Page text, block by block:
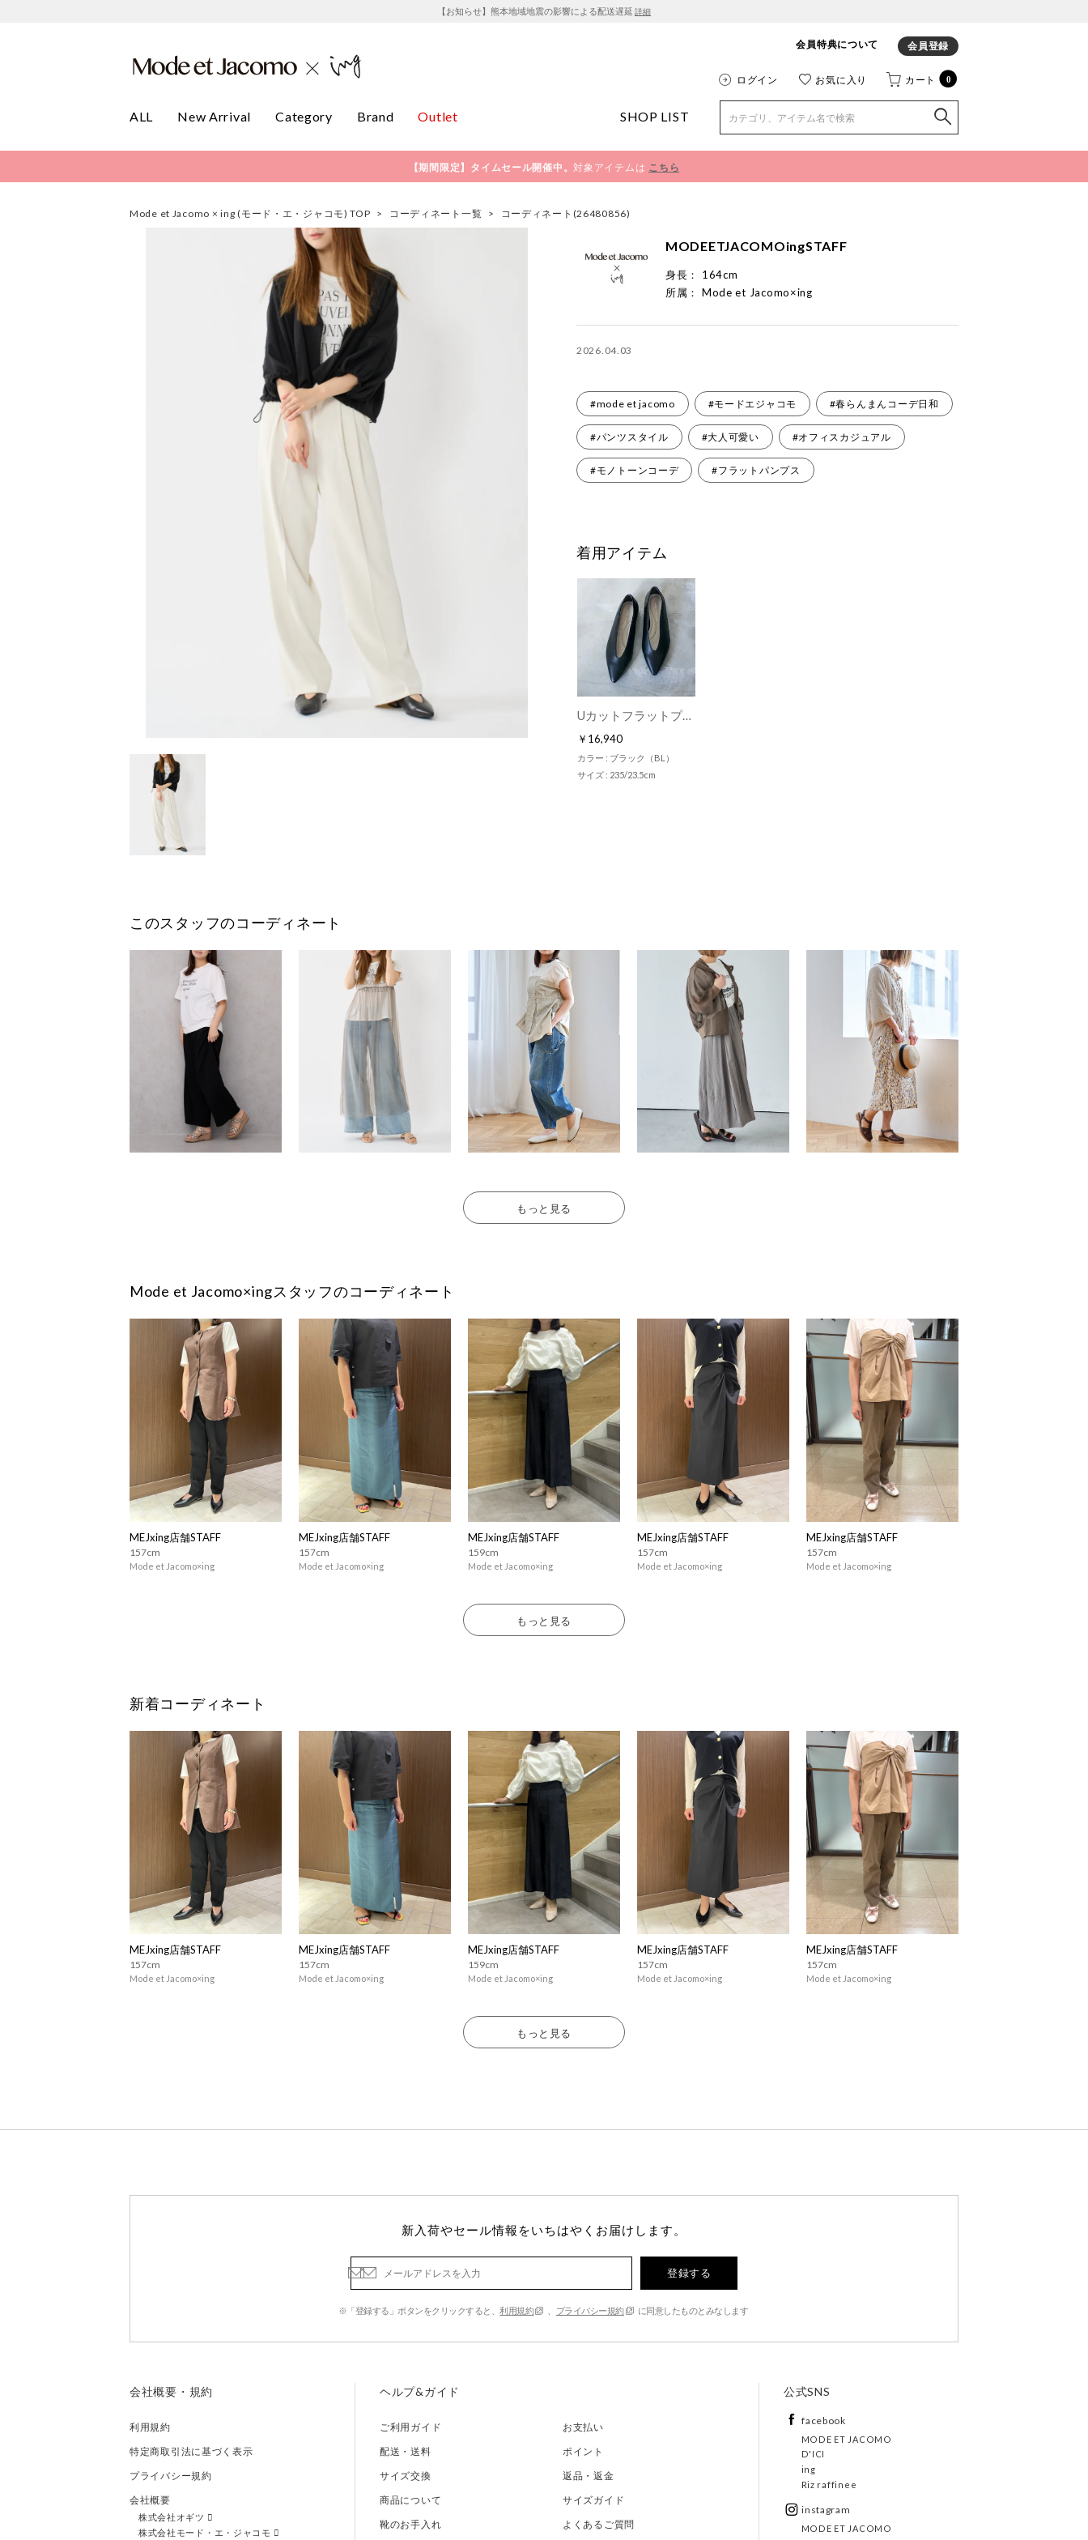
【お知らせ】熊本地域地震の影響による配送遅延 詳細
会員特典について 会員登録
ログイン お気に入り カート 0
ALL New Arrival Category Brand Outlet SHOP LIST
【期間限定】タイムセール開催中。対象アイテムは こちら
Mode et Jacomo × ing (モード・エ・ジャコモ) TOP > コーディネート一覧 > コーディネート(26480856)
MODEETJACOMOingSTAFF
身長：
164cm
所属： Mode et Jacomo×ing
2026.04.03
#mode et jacomo #モードエジャコモ #春らんまんコーデ日和
#パンツスタイル #大人可愛い #オフィスカジュアル
#モノトーンコーデ #フラットパンプス
着用アイテム
Uカットフラットプレーンパンプス （ブラック）
￥16,940
カラー : ブラック（BL）
サイズ : 235/23.5cm
このスタッフのコーディネート
もっと見る
Mode et Jacomo×ingスタッフのコーディネート
MEJxing店舗STAFF
157cm
Mode et Jacomo×ing
MEJxing店舗STAFF
157cm
Mode et Jacomo×ing
MEJxing店舗STAFF
159cm
Mode et Jacomo×ing
MEJxing店舗STAFF
157cm
Mode et Jacomo×ing
MEJxing店舗STAFF
157cm
Mode et Jacomo×ing
もっと見る
新着コーディネート
MEJxing店舗STAFF
157cm
Mode et Jacomo×ing
MEJxing店舗STAFF
157cm
Mode et Jacomo×ing
MEJxing店舗STAFF
159cm
Mode et Jacomo×ing
MEJxing店舗STAFF
157cm
Mode et Jacomo×ing
MEJxing店舗STAFF
157cm
Mode et Jacomo×ing
もっと見る
新入荷やセール情報をいちはやくお届けします。
登録する
※「登録する」ボタンをクリックすると、利用規約 プライバシー規約 に同意したものとみなします
会社概要・規約
利用規約
特定商取引法に基づく表示
プライバシー規約
会社概要
株式会社オギツ
株式会社モード・エ・ジャコモ
ヘルプ&ガイド
ご利用ガイド
お支払い
配送・送料
ポイント
サイズ交換
返品・返金
商品について
サイズガイド
靴のお手入れ
よくあるご質問
公式SNS
facebook
MODE ET JACOMO
D'ICI
ing
Riz raffinee
instagram
MODE ET JACOMO